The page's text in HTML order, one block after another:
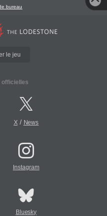
bureau
le jeu
officielles
X/ News
Instagram
Bluesky